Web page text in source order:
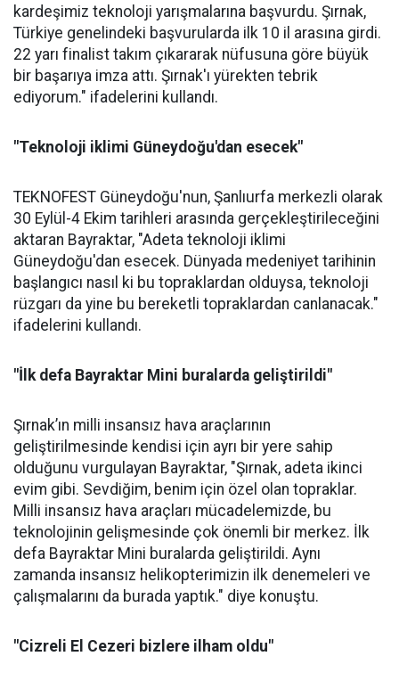
kardeşimiz teknoloji yarışmalarına başvurdu. Şırnak,
Türkiye genelindeki başvurularda ilk 10 il arasına girdi.
22 yarı finalist takım çıkararak nüfusuna göre büyük
bir başarıya imza attı. Şırnak'ı yürekten tebrik
ediyorum." ifadelerini kullandı.
"Teknoloji iklimi Güneydoğu'dan esecek"
TEKNOFEST Güneydoğu'nun, Şanlıurfa merkezli olarak
30 Eylül-4 Ekim tarihleri arasında gerçekleştirileceğini
aktaran Bayraktar, "Adeta teknoloji iklimi
Güneydoğu'dan esecek. Dünyada medeniyet tarihinin
başlangıcı nasıl ki bu topraklardan olduysa, teknoloji
rüzgarı da yine bu bereketli topraklardan canlanacak."
ifadelerini kullandı.
"İlk defa Bayraktar Mini buralarda geliştirildi"
Şırnak’ın milli insansız hava araçlarının
geliştirilmesinde kendisi için ayrı bir yere sahip
olduğunu vurgulayan Bayraktar, "Şırnak, adeta ikinci
evim gibi. Sevdiğim, benim için özel olan topraklar.
Milli insansız hava araçları mücadelemizde, bu
teknolojinin gelişmesinde çok önemli bir merkez. İlk
defa Bayraktar Mini buralarda geliştirildi. Aynı
zamanda insansız helikopterimizin ilk denemeleri ve
çalışmalarını da burada yaptık." diye konuştu.
"Cizreli El Cezeri bizlere ilham oldu"